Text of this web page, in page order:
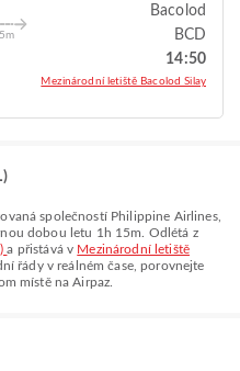
Bacolod
BCD
14:50
Mezinárodní letiště Bacolod Silay
společností Philippine Airlines,
dobou letu 1h 15m
. Odlétá z
a přistává v Mezinárodní letiště
řády v reálném čase, porovnejte
místě na Airpaz.